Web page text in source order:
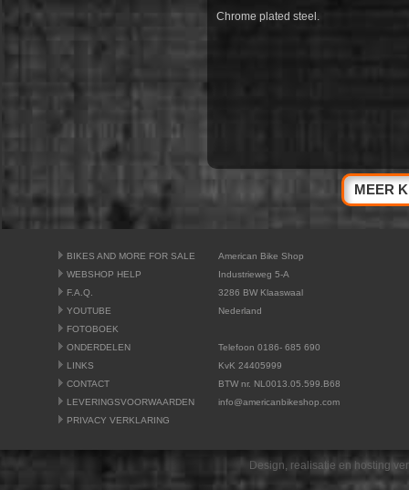
Chrome plated steel.
MEER
BIKES AND MORE FOR SALE
WEBSHOP HELP
F.A.Q.
YOUTUBE
FOTOBOEK
ONDERDELEN
LINKS
CONTACT
LEVERINGSVOORWAARDEN
PRIVACY VERKLARING
American Bike Shop
Industrieweg 5-A
3286 BW Klaaswaal
Nederland
Telefoon 0186- 685 690
KvK 24405999
BTW nr. NL0013.05.599.B68
info@americanbikeshop.com
Design, realisatie en hosting